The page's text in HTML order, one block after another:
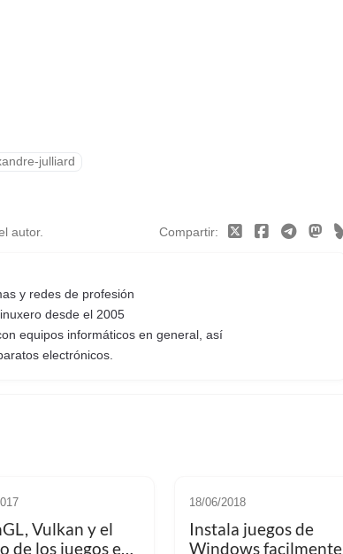
julliard
autor. Compartir
y redes de profesión
desde el 2005
equipos informáticos en general, así
electrónicos.
Vulkan y el
de los juegos en
18/06/2018
Instala juegos de
Windows facilmente